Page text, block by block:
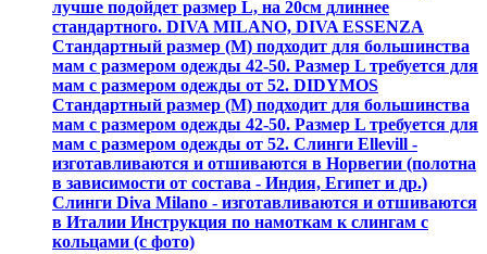
лучше подойдет размер L, на 20см длиннее
стандартного. DIVA MILANO, DIVA ESSENZA
Стандартный размер (М) подходит для большинства
мам с размером одежды 42-50. Размер L требуется для
мам с размером одежды от 52. DIDYMOS
Стандартный размер (М) подходит для большинства
мам с размером одежды 42-50. Размер L требуется для
мам с размером одежды от 52. Слинги Ellevill -
изготавливаются и отшиваются в Норвегии (полотна
в зависимости от состава - Индия, Египет и др.)
Слинги Diva Milano - изготавливаются и отшиваются
в Италии Инструкция по намоткам к слингам с
кольцами (с фото)